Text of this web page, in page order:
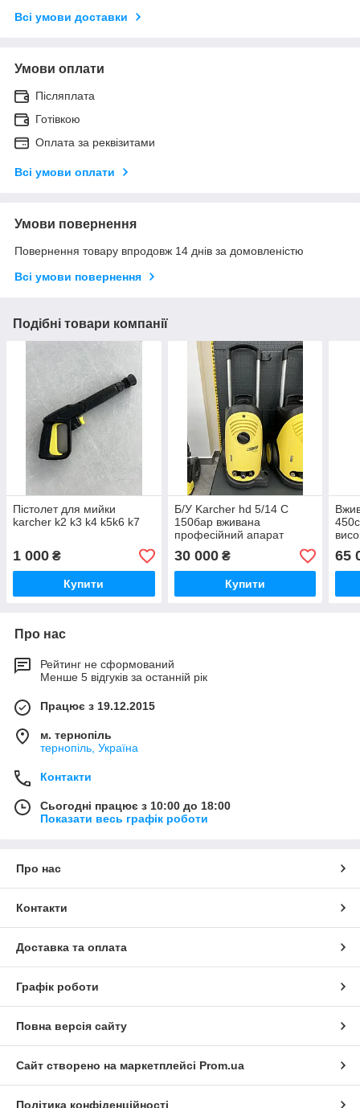
Всі умови доставки
Умови оплати
Післяплата
Готівкою
Оплата за реквізитами
Всі умови оплати
Умови повернення
Повернення товару впродовж 14 днів за домовленістю
Всі умови повернення
Подібні товари компанії
Пістолет для мийки
karcher k2 k3 k4 k5k6 k7
1 000 ₴
Купити
Б/У Karcher hd 5/14 C
150бар вживана
професійний апарат
високого тиску
30 000₴
Купити
води
65
Про нас
Рейтинг не сформований
Менше 5 відгуків за останній рік
Працює з 19.12.2015
м. тернопіль
тернопіль, Україна
Контакти
Сьогодні працює з 10:00 до 18:00
Показати весь графік роботи
Про нас
Контакти
Доставка та оплата
Графік роботи
Повна версія сайту
Сайт створено на маркетплейсі Prom.ua
Політика конфіденційності